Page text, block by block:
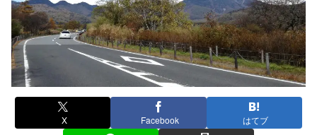
X Facebook はてブ